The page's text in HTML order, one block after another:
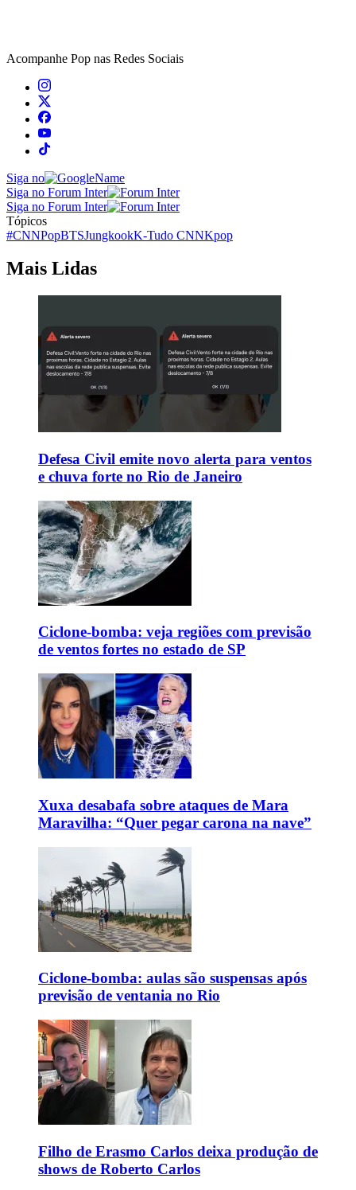
Acompanhe Pop nas Redes Sociais
Siga no
Siga no Forum Inter
Siga no Forum Inter
Tópicos
#CNNPopBTSJungkookK-Tudo CNNKpop
Mais Lidas
Defesa Civil emite novo alerta para ventos
e chuva forte no Rio de Janeiro
Ciclone-bomba: veja regiões com previsão
de ventos fortes no estado de SP
Xuxa desabafa sobre ataques de Mara
Maravilha: “Quer pegar carona na nave”
Ciclone-bomba: aulas são suspensas após
previsão de ventania no Rio
Filho de Erasmo Carlos deixa produção de
shows de Roberto Carlos